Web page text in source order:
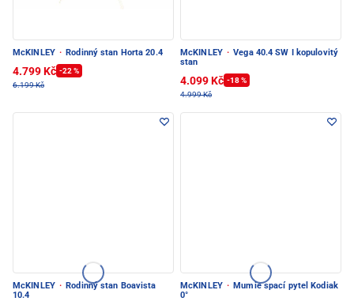
McKINLEY · Rodinný stan Horta 20.4
4.799 Kč -22 %
6.199 Kč
McKINLEY · Vega 40.4 SW I kopulovitý
stan
4.099 Kč -18 %
4.999 Kč
McKINLEY · Rodinný stan Boavista
10.4
McKINLEY · Mumie spací pytel Kodiak
0°